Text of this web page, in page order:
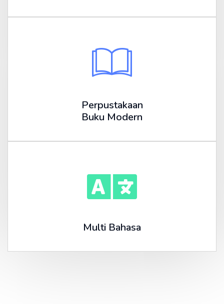
Perpustakaan
Buku Modern
Multi Bahasa